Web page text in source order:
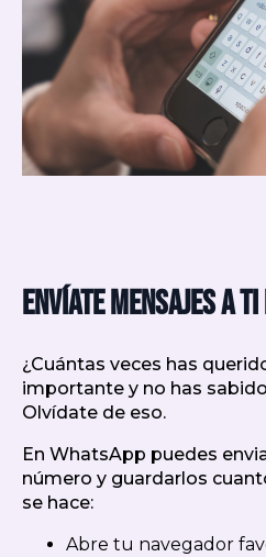
Envíate mensajes a ti
¿Cuántas veces has
importante y no has
Olvídate de eso.
En WhatsApp puedes
número y guardarlos
se hace:
Abre tu navegador